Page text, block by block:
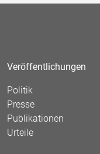
Veröffentlichungen
Politik
Presse
Publikationen
Urteile